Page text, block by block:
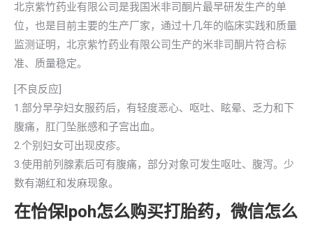
北京紫竹药业有限公司是我国米非司酮片最早研发生产的单
位，也是目前主要的生产厂家，通过十几年的临床实践和质量
监测证明，北京紫竹药业有限公司生产的米非司酮片符合标
准、质量稳定。
[不良反应]
1.部分早孕妇女服药后，有轻度恶心、呕吐、眩晕、乏力和下
腹痛，肛门坠胀感和子宫出血。
2.个别妇女可出现皮疹。
3.使用前列腺素后可有腹痛，部分对象可发生呕吐、腹泻。少
数有潮红和发麻现象。
在怡保lpoh怎么购买打胎药，微信怎么